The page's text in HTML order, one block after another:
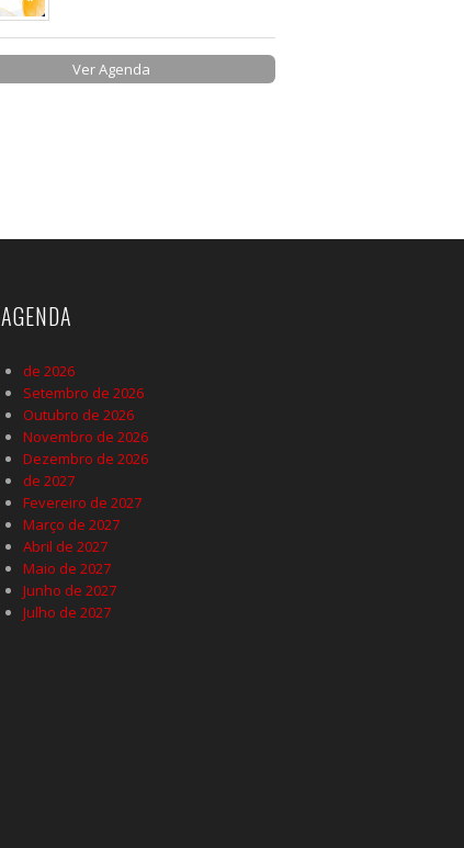
Ver Agenda
AGENDA
de 2026
Setembro de 2026
Outubro de 2026
Novembro de 2026
Dezembro de 2026
de 2027
Fevereiro de 2027
Março de 2027
Abril de 2027
Maio de 2027
Junho de 2027
Julho de 2027